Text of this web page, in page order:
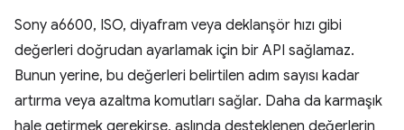
Sony a6600, ISO, diyafram veya deklanşör hızı gibi
değerleri doğrudan ayarlamak için bir API sağlamaz.
Bunun yerine, bu değerleri belirtilen adım sayısı kadar
artırma veya azaltma komutları sağlar. Daha da karmaşık